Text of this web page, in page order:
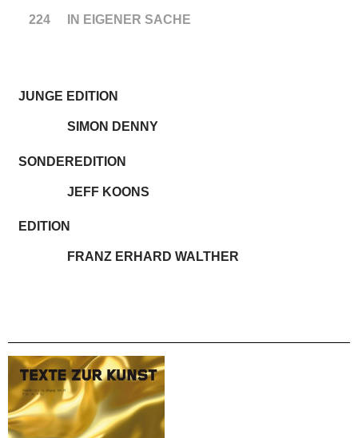
224 IN EIGENER SACHE
JUNGE EDITION
SIMON DENNY
SONDEREDITION
JEFF KOONS
EDITION
FRANZ ERHARD WALTHER